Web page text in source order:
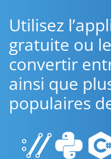
Utilisez
gratuite ou
convertir
ainsi que
populaires